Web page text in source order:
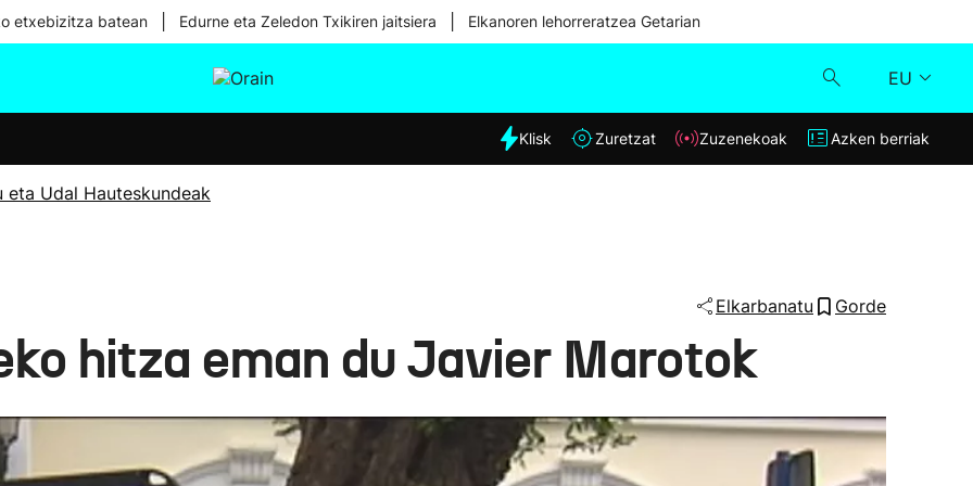
etxebizitza batean Edurne eta Zeledon Txikiren jaitsiera Elkanoren lehorreratzea Getarian
EU
Eguraldia
Klisk
Klisk Zuretzat Zuzenekoak Azken berriak
eta Udal Hauteskundeak
Elkarbanatu Gorde
hitza eman du Javier Marotok